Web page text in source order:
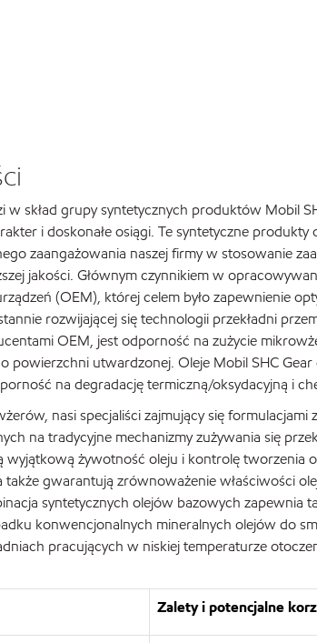
skład grupy syntetycznych produktów Mobil
i doskonałe osiągi. Te syntetyczne
zaangażowania naszej firmy w stosowanie
jakości. Głównym czynnikiem w
(OEM), której celem było zapewnienie
rozwijającej się technologii przekładni
OEM, jest odporność na zużycie
powierzchni utwardzonej. Oleje Mobil SHC
na degradację termiczną/oksydacyjną i
nasi specjaliści zajmujący się
na tradycyjne mechanizmy zużywania się
wyjątkową żywotność oleju i kontrolę tworzenia
gwarantują zrównoważenie właściwości
syntetycznych olejów bazowych zapewnia
konwencjonalnych mineralnych olejów do
pracujących w niskiej temperaturze
Zalety i potencjalne